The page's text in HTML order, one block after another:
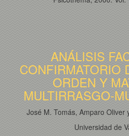
ANÁLISIS
CONFIRMATORIO
ORDEN Y
MULTIRRASGO-
José M. Tomás, Amparo Oliver
Universidad de